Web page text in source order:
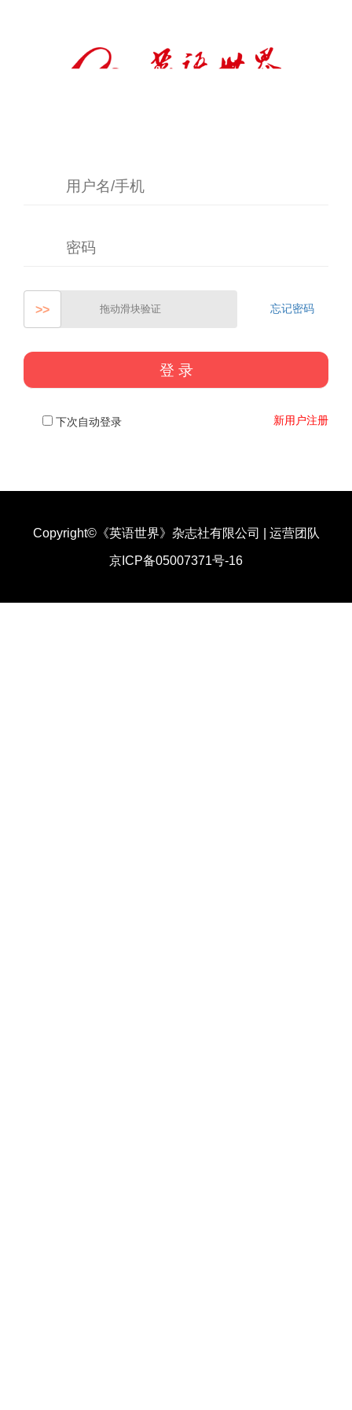
>> 拖动滑块验证 忘记密码
下次自动登录 新用户注册
Copyright©《英语世界》杂志社有限公司 运营团队
京ICP备05007371号-16